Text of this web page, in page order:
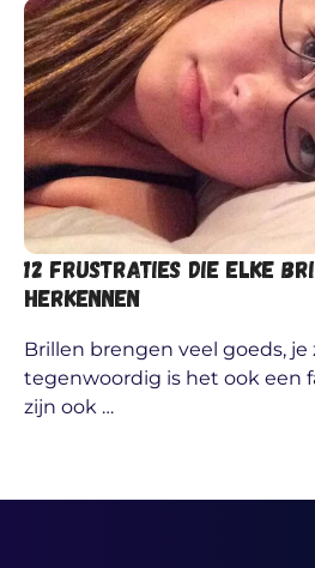
12 frustraties die elke
herkennen
Brillen brengen veel goeds,
tegenwoordig is het ook een
zijn ook …